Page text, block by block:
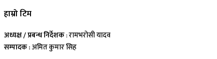
हाम्रो टिम
अध्यक्ष / प्रबन्ध निर्देशक: रामभरोसी यादव
सम्पादक :अमित कुमार सिह